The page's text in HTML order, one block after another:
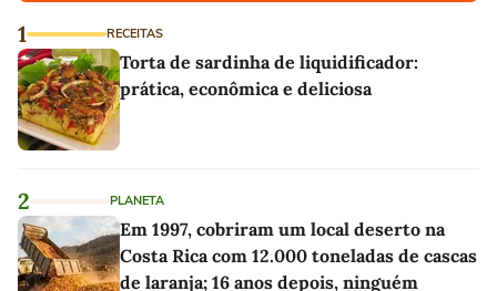
1 RECEITAS
Torta de sardinha de liquidificador:
prática, econômica e deliciosa
2 PLANETA
Em 1997, cobriram um local deserto na
Costa Rica com 12.000 toneladas de cascas
de laranja; 16 anos depois, ninguém